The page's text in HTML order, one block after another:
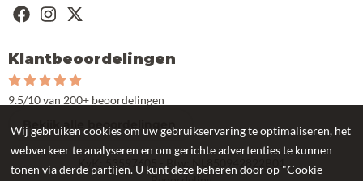
Klantbeoordelingen
9.5/10 van 200+ beoordelingen
Bekijk alle beoordelingen
KvK: 53597605 - Btw: NL850942822B01
Wij gebruiken cookies om uw gebruikservaring te optimaliseren, het
webverkeer te analyseren en om gerichte advertenties te kunnen
tonen via derde partijen. U kunt deze beheren door op "Cookie